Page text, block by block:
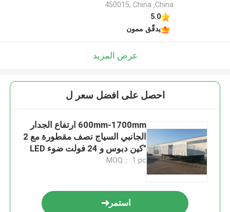
450015, China ,China
5.0
يدقّق ممون
عرض المزيد
احصل على افضل سعر ل
600mm-1700mm ارتفاع الجدار
الجانبي السياج نصف مقطورة مع 2
"كين دبوس و 24 فولت ضوء LED
MOQ： 1 pc
استمر